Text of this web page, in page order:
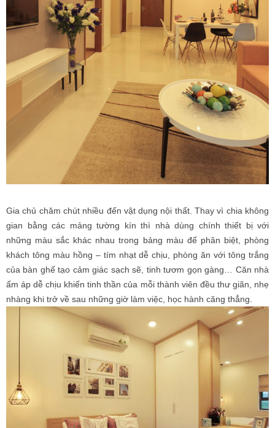
Gia chủ chăm chút nhiều đến vật dụng nội thất. Thay vì chia không
gian bằng các mảng tường kín thì nhà dùng chính thiết bị với
những màu sắc khác nhau trong bảng màu để phân biệt, phòng
khách tông màu hồng – tím nhạt dễ chịu, phòng ăn với tông trắng
của bàn ghế tạo cảm giác sạch sẽ, tinh tươm gọn gàng… Căn nhà
ấm áp dễ chịu khiến tinh thần của mỗi thành viên đều thư giãn, nhẹ
nhàng khi trở về sau những giờ làm việc, học hành căng thẳng.